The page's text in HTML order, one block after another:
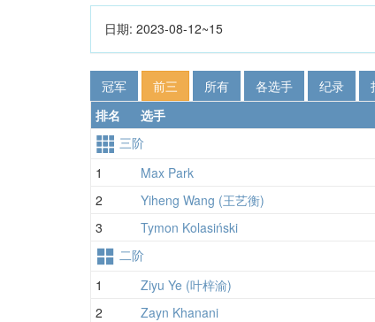
日期: 2023-08-12~15
冠军 前三 所有 各选手 纪录
排名
选手
三阶
1
Max Park
2 Yiheng Wang (王艺衡)
3 Tymon Kolasiński
二阶
1
Ziyu Ye (叶梓渝)
2 Zayn Khanani